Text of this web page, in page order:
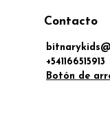
Contacto
+541166515913
Botón de